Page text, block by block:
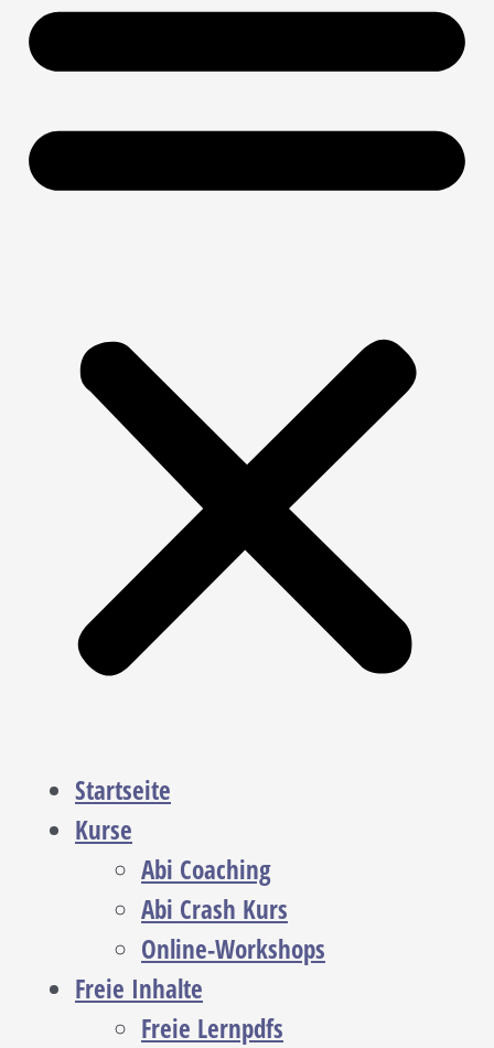
Startseite
Kurse
Abi Coaching
Abi Crash Kurs
Online-Workshops
Freie Inhalte
Freie Lernpdfs